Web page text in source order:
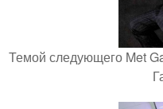
Темой следующего Met